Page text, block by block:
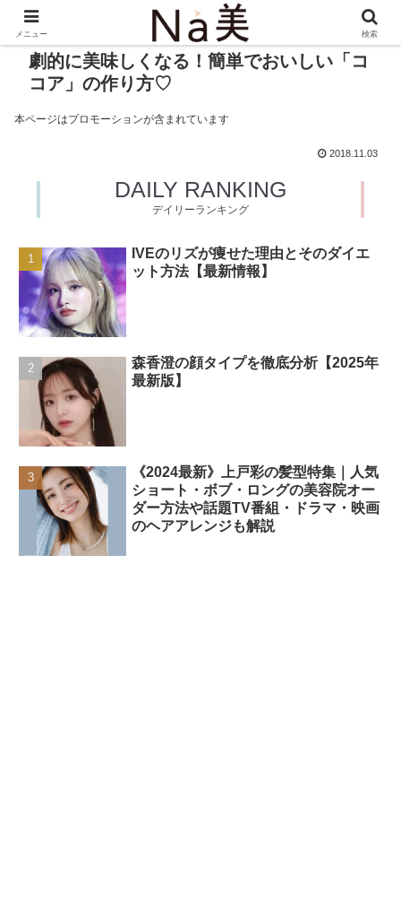
劇的に美味しくなる！簡単でおいしい「コ
コア」の作り方♡
本ページはプロモーションが含まれています
2018.11.03
DAILY RANKING
デイリーランキング
IVEのリズが痩せた理由とそのダイエ
ット方法【最新情報】
森香澄の顔タイプを徹底分析【2025年
最新版】
《2024最新》上戸彩の髪型特集｜人気
ショート・ボブ・ロングの美容院オー
ダー方法や話題TV番組・ドラマ・映画
のヘアアレンジも解説
メニュー 検索